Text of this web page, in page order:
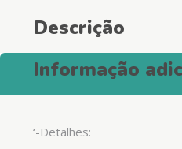
Descrição
Informação
‘-Detalhes: